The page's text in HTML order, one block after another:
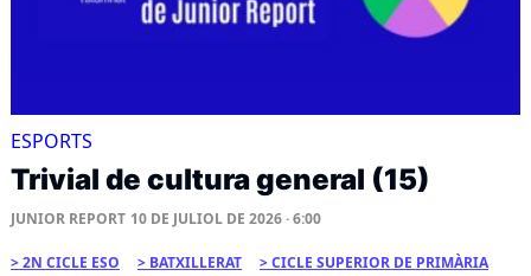
ESPORTS
Trivial de cultura general (15)
JUNIOR REPORT 10 DE JULIOL DE 2026 · 6:00
2N CICLE ESO BATXILLERAT
CICLE SUPERIOR DE PRIMÀRIA